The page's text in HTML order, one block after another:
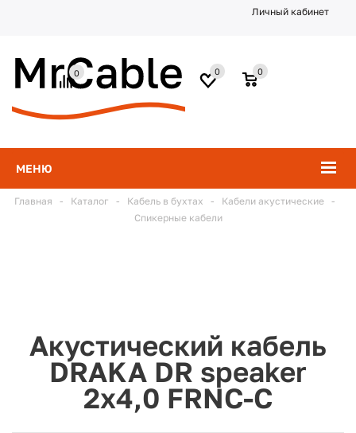
Личный кабинет
МЕНЮ
0
0
0
Главная - Каталог - Кабель в бухтах - Кабели акустические
-
Спикерные кабели
Акустический кабель
DRAKA DR speaker
2x4,0 FRNC-C